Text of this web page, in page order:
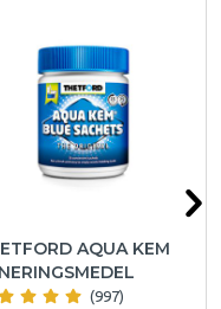
AQUA KEM
(997)